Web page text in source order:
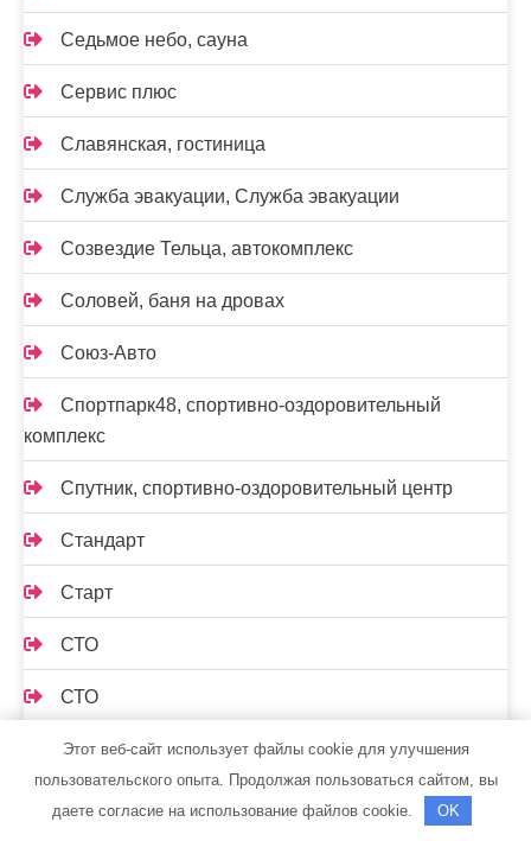
Седьмое небо, сауна
Сервис плюс
Славянская, гостиница
Служба эвакуации, Служба эвакуации
Созвездие Тельца, автокомплекс
Соловей, баня на дровах
Союз-Авто
Спортпарк48, спортивно-оздоровительный
комплекс
Спутник, спортивно-оздоровительный центр
Стандарт
Старт
СТО
СТО
СТО 19
Этот веб-сайт использует файлы cookie для улучшения
пользовательского опыта. Продолжая пользоваться сайтом, вы
даете согласие на использование файлов cookie.
OK